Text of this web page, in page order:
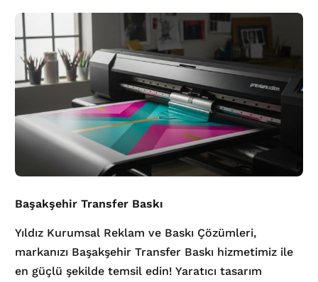
Başakşehir Transfer Baskı
Yıldız Kurumsal Reklam ve Baskı Çözümleri,
markanızı Başakşehir Transfer Baskı hizmetimiz ile
en güçlü şekilde temsil edin! Yaratıcı tasarım